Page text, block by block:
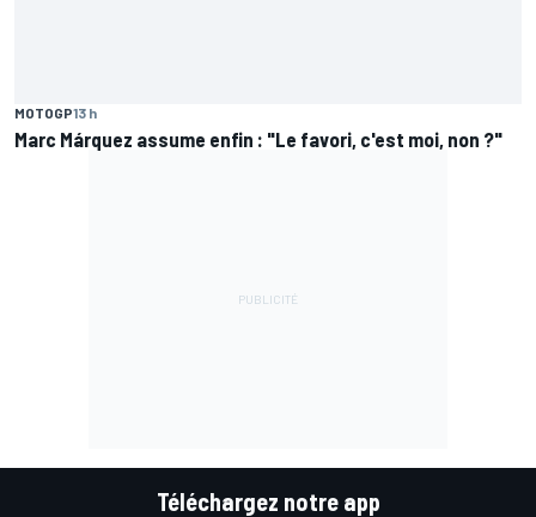
MOTOGP13 h
Marc Márquez assume enfin : "Le favori, c'est moi, non ?"
Téléchargez notre app